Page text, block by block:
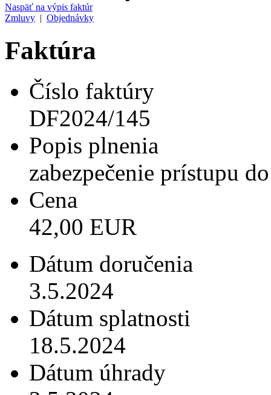
Naspäť na výpis faktúr
Zmluvy | Objednávky
Faktúra
Číslo faktúry
DF2024/145
Popis plnenia
zabezpečenie prístupu
Cena
42,00 EUR
Dátum doručenia
3.5.2024
Dátum splatnosti
18.5.2024
Dátum úhrady